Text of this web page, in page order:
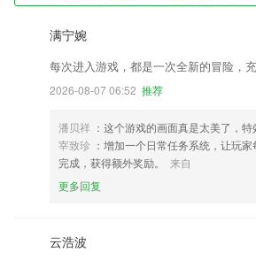
满宁婉
每次进入游戏，都是一次全新的冒险，
2026-08-07 06:52 推荐
潘贝祥 ：这个游戏的画面真是太美了，特
宰致珍 ：增加一个日常任务系统，让玩
完成，获得额外奖励。
来自
更多回复
云浩波